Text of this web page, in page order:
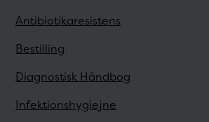
Antibiotikaresistens
Bestilling
Diagnostisk Håndbog
Infektionshygiejne